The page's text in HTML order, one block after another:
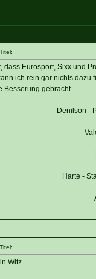
Eurosport, Sixx und
ich rein gar nichts
Besserung gebracht.
Denilson -
Harte -
Witz.